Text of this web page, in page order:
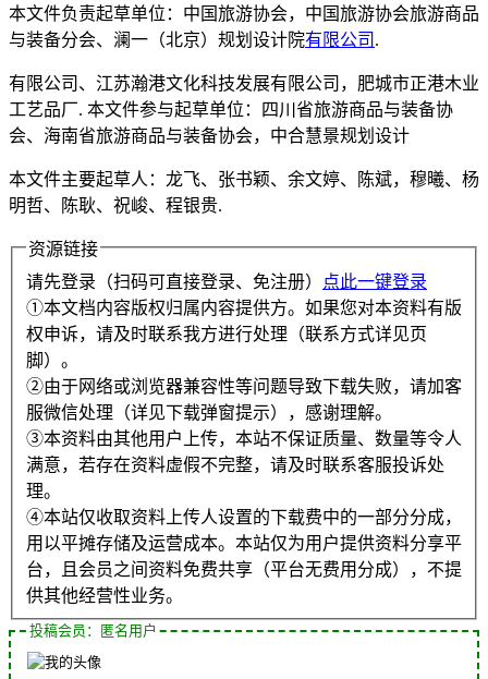
本文件负责起草单位：中国旅游协会，中国旅游协会旅游商品
与装备分会、澜一（北京）规划设计院有限公司 .
有限公司、江苏瀚港文化科技发展有限公司，肥城市正港木业
工艺品厂. 本文件参与起草单位：四川省旅游商品与装备协
会、海南省旅游商品与装备协会，中合慧景规划设计
本文件主要起草人：龙飞、张书颖、余文婷、陈斌，穆曦、杨
明哲、陈耿、祝峻、程银贵.
资源链接
请先登录（扫码可直接登录、免注册）
点此一键登录
①本文档内容版权归属内容提供方。如果您对本资料有版
权申诉，请及时联系我方进行处理（联系方式详见页
脚）。
②由于网络或浏览器兼容性等问题导致下载失败，请加客
服微信处理（详见下载弹窗提示），感谢理解。
③本资料由其他用户上传，本站不保证质量、数量等令人
满意，若存在资料虚假不完整，请及时联系客服投诉处
理。
④本站仅收取资料上传人设置的下载费中的一部分分成，
用以平摊存储及运营成本。本站仅为用户提供资料分享平
台，且会员之间资料免费共享（平台无费用分成），不提
供其他经营性业务。
投稿会员：匿名用户